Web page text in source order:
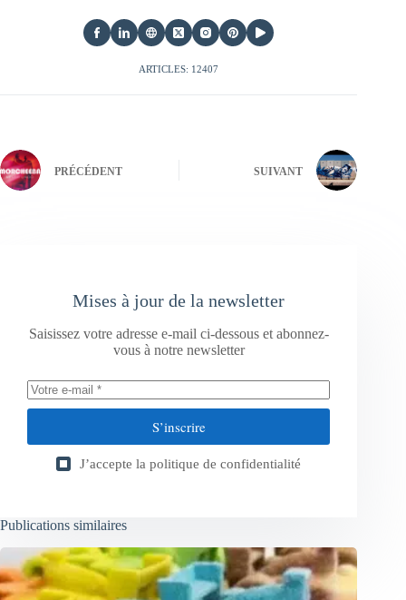
ARTICLES: 12407
PRÉCÉDENT SUIVANT
Mises à jour de la newsletter
Saisissez votre adresse e-mail ci-dessous et abonnez-
vous à notre newsletter
S’inscrire
J’accepte la politique de confidentialité
Publications similaires